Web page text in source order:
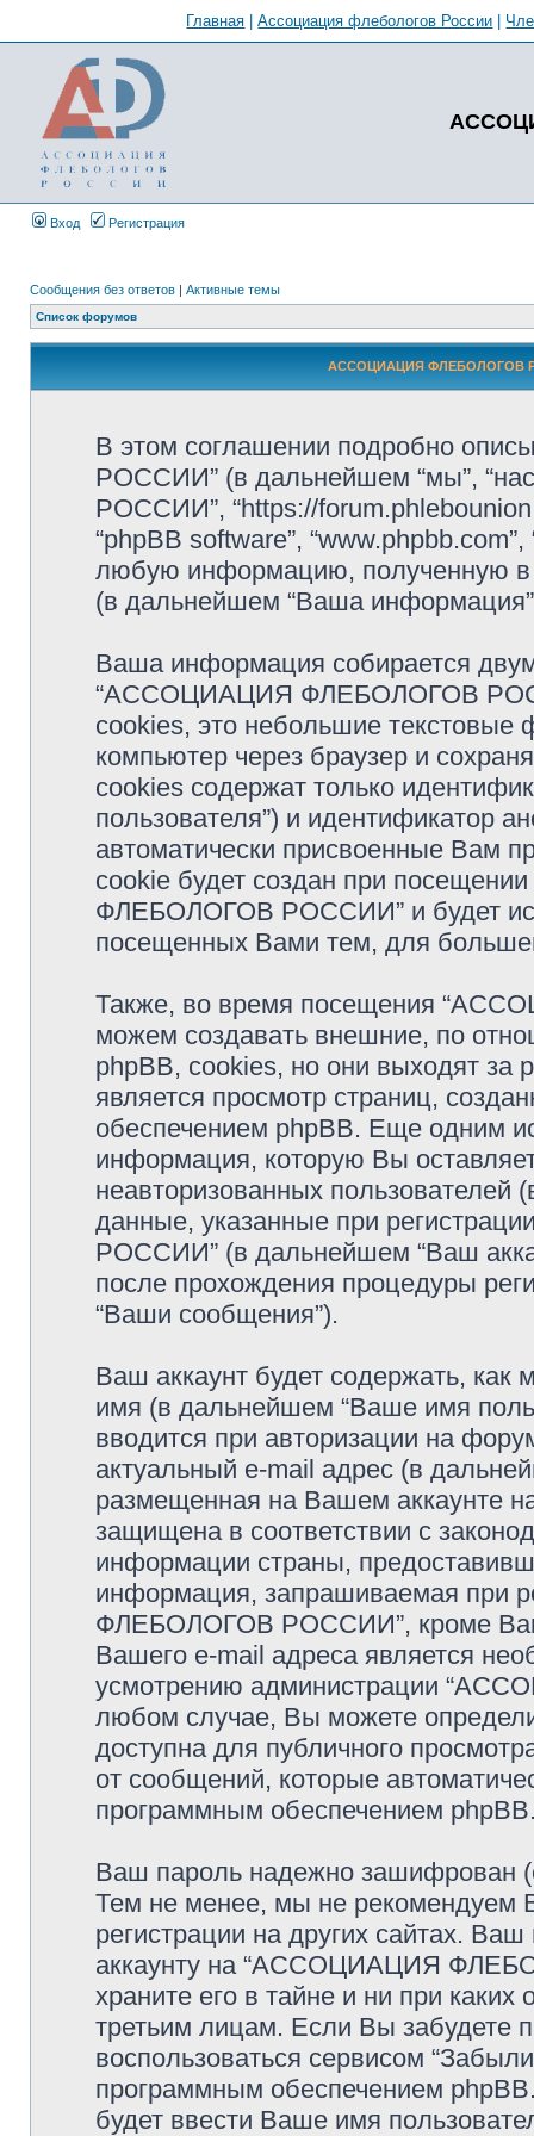
Главная |Ассоциация флебологов России
Вход Регистрация
Сообщения без ответов | Активные темы
Список форумов
АССОЦИАЦИЯ ФЛЕБОЛОГОВ
В этом соглашении подробно
РОССИИ” (в дальнейшем “мы”,
РОССИИ”, “https://
“phpBB software”,
любую информацию, полученную в
(в дальнейшем “Ваша
Ваша информация собирается
“АССОЦИАЦИЯ ФЛЕБОЛОГОВ
cookies, это небольшие
компьютер через браузер и
cookies содержат только
пользователя”) и идентификатор
автоматически присвоенные Вам
cookie будет создан при
ФЛЕБОЛОГОВ РОССИИ” и будет
посещенных Вами тем, для
Также, во время посещения
можем создавать внешние, по
phpBB, cookies, но они выходят за
является просмотр страниц,
обеспечением phpBB. Еще одним
информация, которую Вы
неавторизованных
данные, указанные при
РОССИИ” (в дальнейшем “Ваш
после прохождения процедуры
“Ваши сообщения”).
Ваш аккаунт будет содержать,
имя (в дальнейшем “Ваше имя
вводится при авторизации на
актуальный e-mail адрес (в
размещенная на Вашем
защищена в соответствии с
информации страны,
информация, запрашиваемая при
ФЛЕБОЛОГОВ РОССИИ”, кроме
Вашего e-mail адреса является
усмотрению администрации
любом случае, Вы можете
доступна для публичного
от сообщений, которые
программным обеспечением
Ваш пароль надежно зашифрован
Тем не менее, мы не рекомендуем
регистрации на других сайтах.
аккаунту на “АССОЦИАЦИЯ
храните его в тайне и ни при каких
третьим лицам. Если Вы забудете
воспользоваться сервисом
программным обеспечением
будет ввести Ваше имя